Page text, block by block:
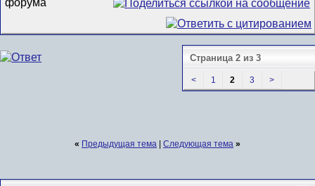
Страница 2 из 3
< 1 2 3 >
« Предыдущая тема Следующая тема »